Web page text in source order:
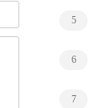
5
6
7